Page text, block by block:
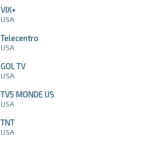
VIX+
USA
Telecentro
USA
GOL TV
USA
TV5 MONDE US
USA
TNT
USA